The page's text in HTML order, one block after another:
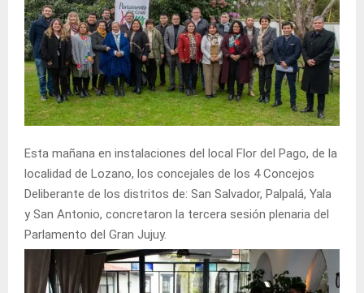
Esta mañana en instalaciones del local Flor del Pago, de la
localidad de Lozano, los concejales de los 4 Concejos
Deliberante de los distritos de: San Salvador, Palpalá, Yala
y San Antonio, concretaron la tercera sesión plenaria del
Parlamento del Gran Jujuy.